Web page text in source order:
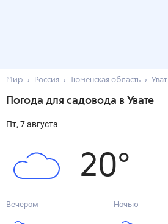
Мир Россия Тюменская область Уват
Погода для садовода в Увате
пт, 7 августа
20°
Вечером Ночью